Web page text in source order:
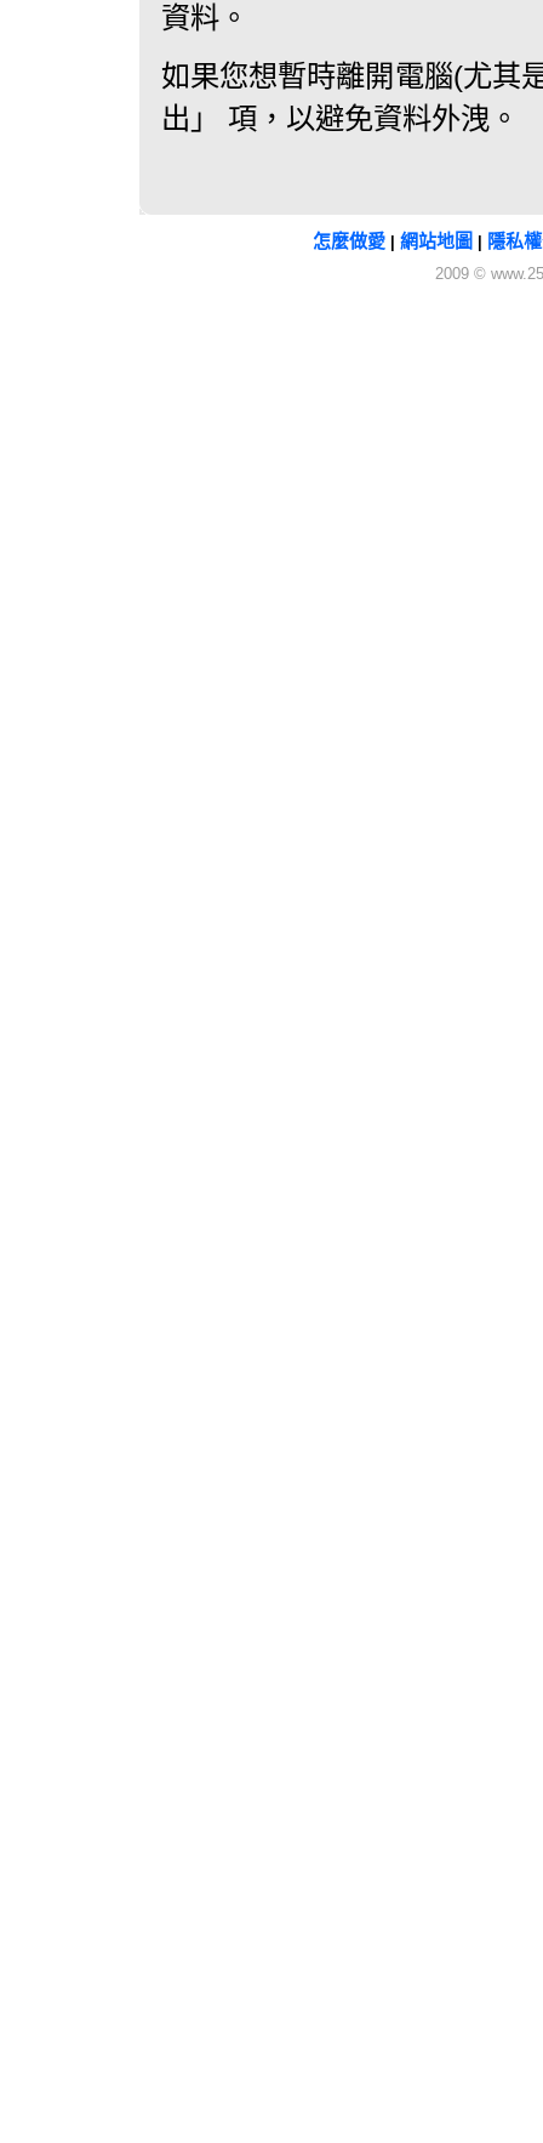
資料。
如果您想暫時離開電腦(尤其
出」 項，以避免資料外洩。
怎麼做愛| 網站地圖 隱私
2009 ©